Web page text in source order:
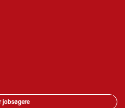
jobsøgere